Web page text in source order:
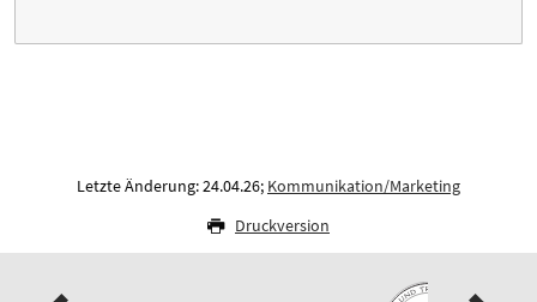
Letzte Änderung: 24.04.26; Kommunikation/Marketing
Druckversion